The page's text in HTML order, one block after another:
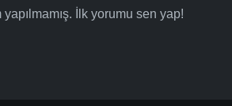
İlk yorumu sen yap!